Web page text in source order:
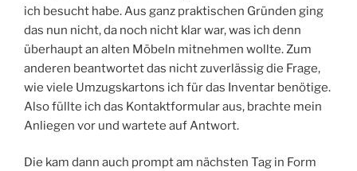
ich besucht habe. Aus ganz praktischen Gründen ging
das nun nicht, da noch nicht klar war, was ich denn
überhaupt an alten Möbeln mitnehmen wollte. Zum
anderen beantwortet das nicht zuverlässig die Frage,
wie viele Umzugskartons ich für das Inventar benötige.
Also füllte ich das Kontaktformular aus, brachte mein
Anliegen vor und wartete auf Antwort.
Die kam dann auch prompt am nächsten Tag in Form